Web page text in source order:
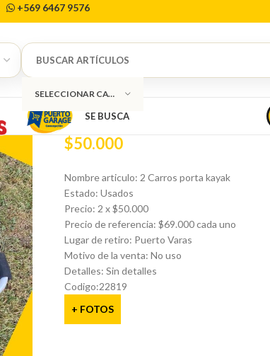
+569 6467 9576
SELECCIONAR CATEGORÍA
SE BUSCA
Inicio Deporte Kayak 2 Carros porta kayak
0
2 Carros porta
$50.000
Nombre articulo: 2 Carros porta kayak
Estado: Usados
Precio: 2 x $50.000
Precio de referencia: $69.000 cada uno
Lugar de retiro: Puerto Varas
Motivo de la venta: No uso
Detalles: Sin detalles
Codigo:22819
+ FOTOS